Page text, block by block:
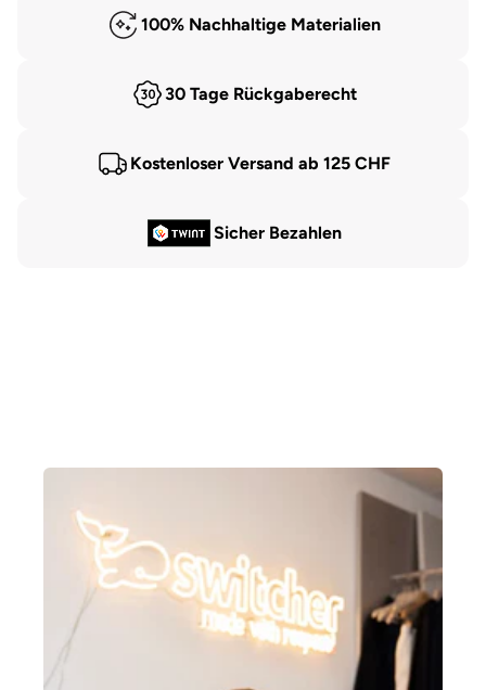
100% Nachhaltige Materialien
30 Tage Rückgaberecht
Kostenloser Versand ab 125 CHF
Sicher Bezahlen